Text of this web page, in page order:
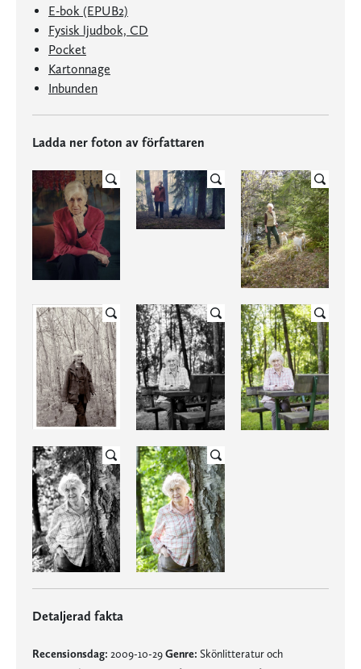
E-bok (EPUB2)
Fysisk ljudbok, CD
Pocket
Kartonnage
Inbunden
Ladda ner foton av författaren
Detaljerad fakta
Recensionsdag: 2009-10-29Genre: Skönlitteratur och